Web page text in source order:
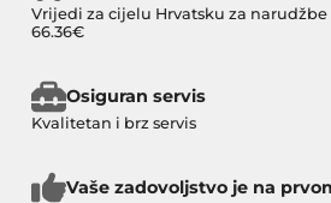
Vrijedi za cijelu Hrvatsku za
66.36€
Osiguran servis
Kvalitetan i brz servis
Vaše zadovoljstvo je na